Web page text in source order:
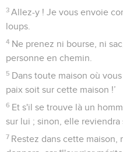
3 Allez-y ! Je vous envoie
loups.
4 Ne prenez ni bourse, ni
personne en chemin.
5 Dans toute maison où
paix soit sur cette maison !’
6 Et s'il se trouve là un
sur lui ; sinon, elle reviendra
7 Restez dans cette